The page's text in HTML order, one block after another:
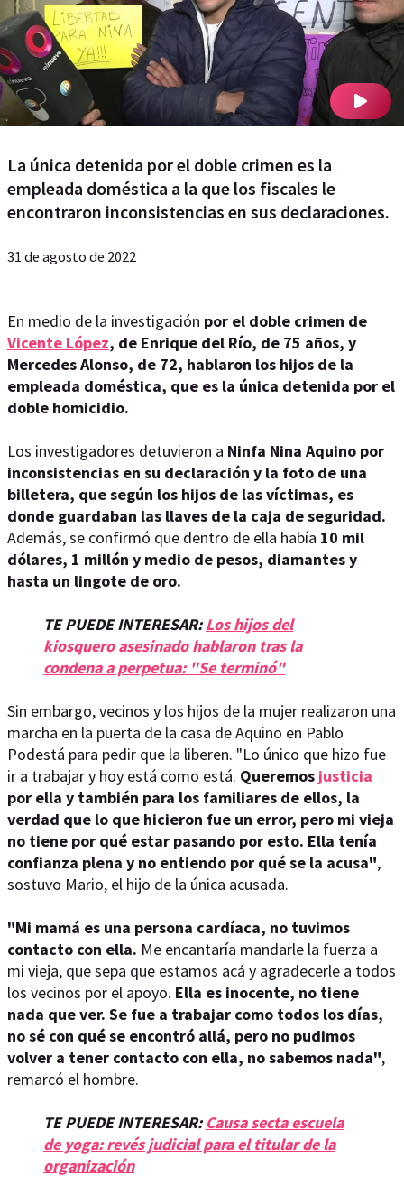
La única detenida por el doble crimen es la
empleada doméstica a la que los fiscales le
encontraron inconsistencias en sus declaraciones.
31 de agosto de 2022
En medio de la investigación por el doble crimen de
Vicente López, de Enrique del Río, de 75 años, y
Mercedes Alonso, de 72, hablaron los hijos de la
empleada doméstica, que es la única detenida por el
doble homicidio.
Los investigadores detuvieron a Ninfa Nina Aquino por
inconsistencias en su declaración y la foto de una
billetera, que según los hijos de las víctimas, es
donde guardaban las llaves de la caja de seguridad.
Además, se confirmó que dentro de ella había 10 mil
dólares, 1 millón y medio de pesos, diamantes y
hasta un lingote de oro.
TE PUEDE INTERESAR:Los hijos del
kiosquero asesinado hablaron tras la
condena a perpetua: "Se terminó"
Sin embargo, vecinos y los hijos de la mujer realizaron una
marcha en la puerta de la casa de Aquino en Pablo
Podestá para pedir que la liberen. "Lo único que hizo fue
ir a trabajar y hoy está como está. Queremos justicia
por ella y también para los familiares de ellos, la
verdad que lo que hicieron fue un error, pero mi vieja
no tiene por qué estar pasando por esto. Ella tenía
confianza plena y no entiendo por qué se la acusa",
sostuvo Mario, el hijo de la única acusada.
"Mi mamá es una persona cardíaca, no tuvimos
contacto con ella. Me encantaría mandarle la fuerza a
mi vieja, que sepa que estamos acá y agradecerle a todos
los vecinos por el apoyo. Ella es inocente, no tiene
nada que ver. Se fue a trabajar como todos los días,
no sé con qué se encontró allá, pero no pudimos
volver a tener contacto con ella, no sabemos nada",
remarcó el hombre.
TE PUEDE INTERESAR:Causa secta escuela
de yoga: revés judicial para el titular de la
organización